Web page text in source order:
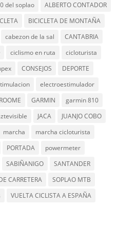
del soplao
ALBERTO CONTADOR
BICICLETA DE MONTAÑA
cabezon de la sal
CANTABRIA
ciclismo en ruta
cicloturista
CONSEJOS
DEPORTE
electroestimulador
GARMIN
garmin 810
JACA
JUANJO COBO
marcha
marcha cicloturista
PORTADA
powermeter
SABIÑANIGO
SANTANDER
CARRETERA
SOPLAO MTB
VUELTA CICLISTA A ESPAÑA